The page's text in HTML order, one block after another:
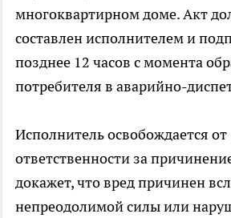
многоквартирном доме. Акт
составлен исполнителем и
позднее 12 часов с момента
потребителя в аварийно-
Исполнитель освобождается от
ответственности за
докажет, что вред причинен
непреодолимой силы или